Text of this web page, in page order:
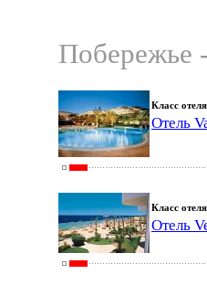
Побережье
Класс
Отель
Класс
Отель